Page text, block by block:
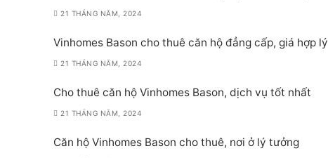
21 THÁNG NĂM, 2024
Vinhomes Bason cho thuê căn hộ đẳng cấp, giá hợp lý
21 THÁNG NĂM, 2024
Cho thuê căn hộ Vinhomes Bason, dịch vụ tốt nhất
21 THÁNG NĂM, 2024
Căn hộ Vinhomes Bason cho thuê, nơi ở lý tưởng